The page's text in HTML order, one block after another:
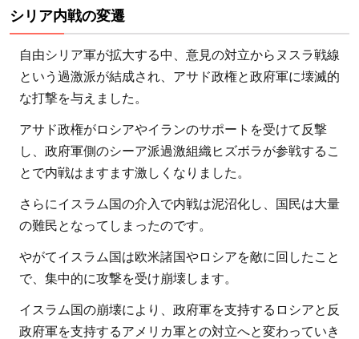
シリア内戦の変遷
自由シリア軍が拡大する中、意見の対立からヌスラ戦線
という過激派が結成され、アサド政権と政府軍に壊滅的
な打撃を与えました。
アサド政権がロシアやイランのサポートを受けて反撃
し、政府軍側のシーア派過激組織ヒズボラが参戦するこ
とで内戦はますます激しくなりました。
さらにイスラム国の介入で内戦は泥沼化し、国民は大量
の難民となってしまったのです。
やがてイスラム国は欧米諸国やロシアを敵に回したこと
で、集中的に攻撃を受け崩壊します。
イスラム国の崩壊により、政府軍を支持するロシアと反
政府軍を支持するアメリカ軍との対立へと変わっていき